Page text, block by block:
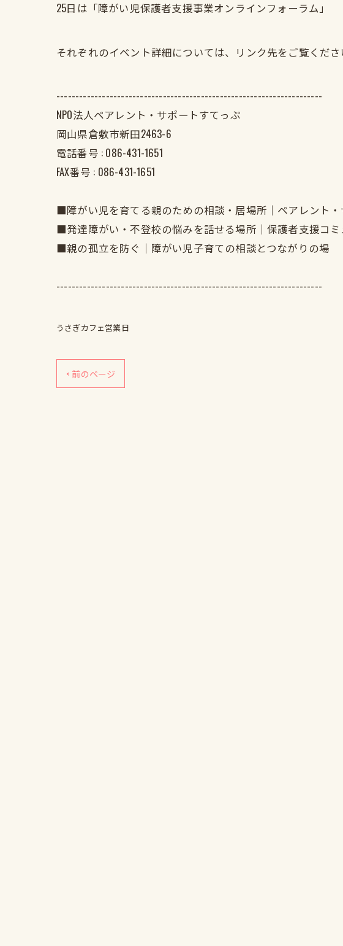
25日は「障がい児保護者支援事業オンラインフォーラム」
それぞれのイベント詳細については、リンク先をご覧くださ
----------------------------------------------------------------------
NPO法人ペアレント・サポートすてっぷ
岡山県倉敷市新田2463-6
電話番号 : 086-431-1651
FAX番号 : 086-431-1651
■障がい児を育てる親のための相談・居場所｜ペアレント
■発達障がい・不登校の悩みを話せる場所｜保護者支援コミ
■親の孤立を防ぐ｜障がい児子育ての相談とつながりの場
----------------------------------------------------------------------
うさぎカフェ営業日
< 前のページ